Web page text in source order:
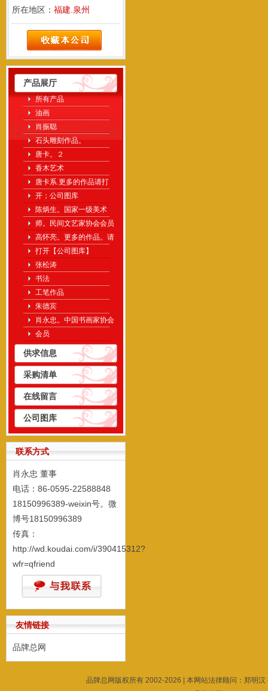
所在地区： 福建.泉州
产品展厅
所有产品
油画
肖振聪
石头雕刻作品。
唐卡。２
香木艺术
唐卡系.更多的作品请打
开；公司图库
陈炳生。国家一级美术
师。民间文艺家协会会员
高怀亮。更多的作品。请
打开【公司图库】
张松涛
书法
工笔作品
朱德宾
肖永忠。中国书画家协会
会员
供求信息
采购清单
在线留言
公司图库
联系方式
肖永忠 董事
电话：86-0595-22588848
18150996389-weixin号。微
博号18150996389
传真：
http://wd.koudai.com/i/390415312?
wfr=qfriend
友情链接
品牌总网
品牌总网版权所有 2002-2026 | 本网站法律顾问：郑明